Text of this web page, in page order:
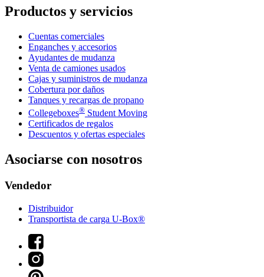
Productos y servicios
Cuentas comerciales
Enganches y accesorios
Ayudantes de mudanza
Venta de camiones usados
Cajas y suministros de mudanza
Cobertura por daños
Tanques y recargas de propano
Collegeboxes® Student Moving
Certificados de regalos
Descuentos y ofertas especiales
Asociarse con nosotros
Vendedor
Distribuidor
Transportista de carga U-Box®